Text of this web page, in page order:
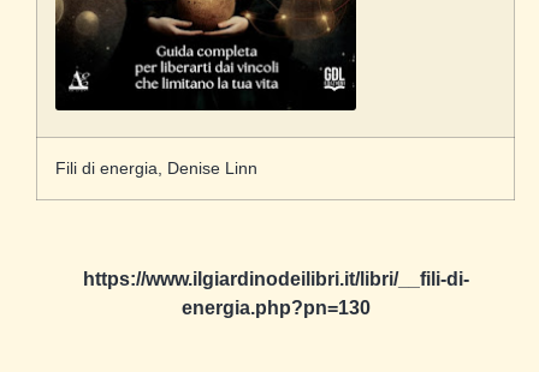
Fili di energia, Denise Linn
https://www.ilgiardinodeilibri.it/libri/__fili-di-
energia.php?pn=130